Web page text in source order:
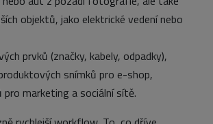
objektů, jako elektrické vedení nebo
prvků (značky, kabely, odpadky),
snímků pro e-shop,
pro marketing a sociální sítě.